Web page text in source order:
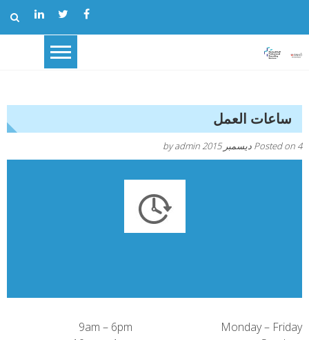
ساعات العمل
Posted on 4 ديسمبر 2015 byadmin
Monday – Friday
9am – 6pm